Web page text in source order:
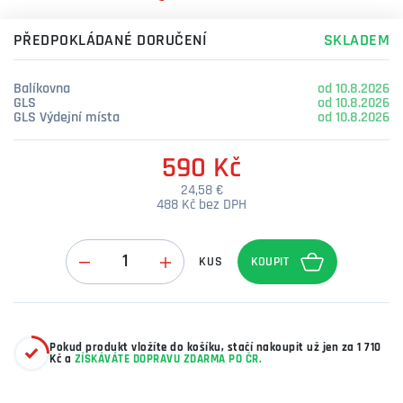
PŘEDPOKLÁDANÉ DORUČENÍ SKLADEM
Balíkovna
od 10.8.2026
GLS
od 10.8.2026
GLS Výdejní místa
od 10.8.2026
590 Kč
24,58 €
488 Kč bez DPH
KUS
Pokud produkt vložíte do košíku, stačí nakoupit už jen za 1 710
Kč a ZÍSKÁVÁTE DOPRAVU ZDARMA PO ČR.